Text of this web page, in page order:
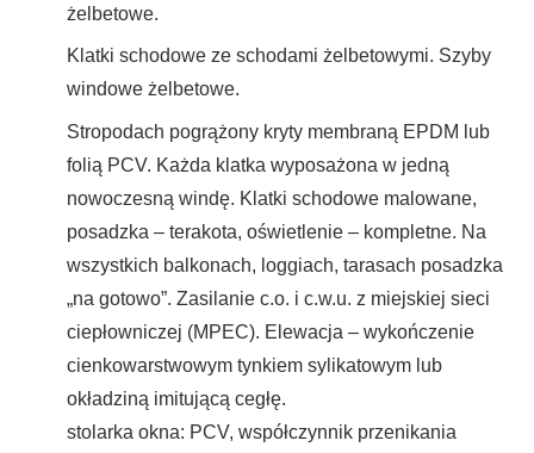
żelbetowe.
Klatki schodowe ze schodami żelbetowymi. Szyby
windowe żelbetowe.
Stropodach pogrążony kryty membraną EPDM lub
folią PCV. Każda klatka wyposażona w jedną
nowoczesną windę. Klatki schodowe malowane,
posadzka – terakota, oświetlenie – kompletne. Na
wszystkich balkonach, loggiach, tarasach posadzka
„na gotowo”. Zasilanie c.o. i c.w.u. z miejskiej sieci
ciepłowniczej (MPEC). Elewacja – wykończenie
cienkowarstwowym tynkiem sylikatowym lub
okładziną imitującą cegłę.
stolarka okna: PCV, współczynnik przenikania